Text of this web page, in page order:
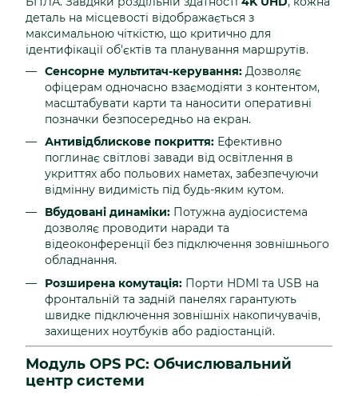
деталь на місцевості відображається з
максимальною чіткістю, що критично для
ідентифікації об'єктів та планування маршрутів.
Сенсорне мультитач-керування: Дозволяє
офіцерам одночасно взаємодіяти з контентом,
масштабувати карти та наносити оперативні
позначки безпосередньо на екран.
Антивідблискове покриття: Ефективно
поглинає світлові завади від освітлення в
укриттях або польових наметах, забезпечуючи
відмінну видимість під будь-яким кутом.
Вбудовані динаміки: Потужна аудіосистема
дозволяє проводити наради та
відеоконференції без підключення зовнішнього
обладнання.
Розширена комутація: Порти HDMI та USB на
фронтальній та задній панелях гарантують
швидке підключення зовнішніх накопичувачів,
захищених ноутбуків або радіостанцій.
Модуль OPS PC: Обчислювальний
центр системи